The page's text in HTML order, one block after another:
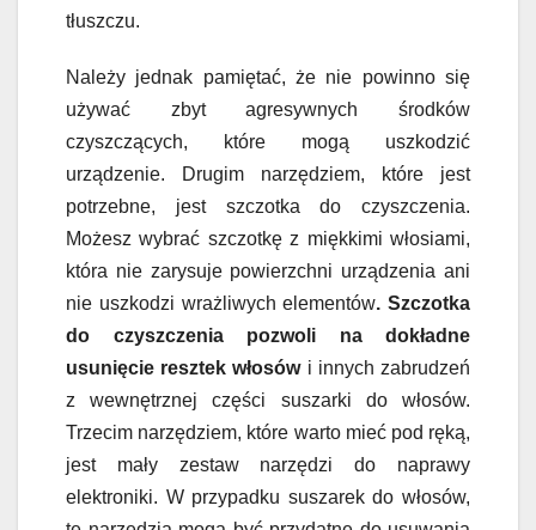
tłuszczu.
Należy jednak pamiętać, że nie powinno się
używać zbyt agresywnych środków
czyszczących, które mogą uszkodzić
urządzenie. Drugim narzędziem, które jest
potrzebne, jest szczotka do czyszczenia.
Możesz wybrać szczotkę z miękkimi włosiami,
która nie zarysuje powierzchni urządzenia ani
nie uszkodzi wrażliwych elementów. Szczotka
do czyszczenia pozwoli na dokładne
usunięcie resztek włosówi innych zabrudzeń
z wewnętrznej części suszarki do włosów.
Trzecim narzędziem, które warto mieć pod ręką,
jest mały zestaw narzędzi do naprawy
elektroniki. W przypadku suszarek do włosów,